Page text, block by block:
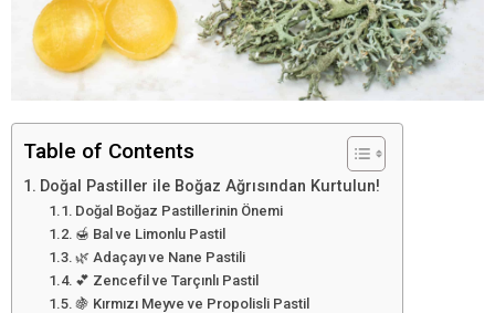
Table of Contents
Doğal Pastiller ile Boğaz Ağrısından Kurtulun!
Doğal Boğaz Pastillerinin Önemi
🍯 Bal ve Limonlu Pastil
🌿 Adaçayı ve Nane Pastili
💕 Zencefil ve Tarçınlı Pastil
🍇 Kırmızı Meyve ve Propolisli Pastil